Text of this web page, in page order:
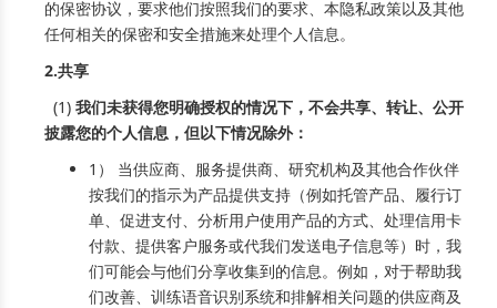
的保密协议，要求他们按照我们的要求、本隐私政策以及其他
任何相关的保密和安全措施来处理个人信息。
2.共享
(1) 我们未获得您明确授权的情况下，不会共享、转让、公开
披露您的个人信息，但以下情况除外：
1） 当供应商、服务提供商、研究机构及其他合作伙伴
按我们的指示为产品提供支持（例如托管产品、履行订
单、促进支付、分析用户使用产品的方式、处理信用卡
付款、提供客户服务或代我们发送电子信息等）时，我
们可能会与他们分享收集到的信息。例如，对于帮助我
们改善、训练语音识别系统和排解相关问题的供应商及